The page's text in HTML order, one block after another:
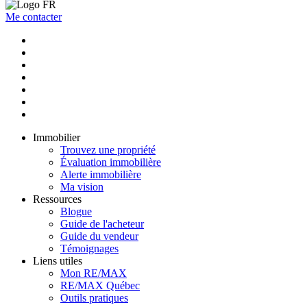
Me contacter
Immobilier
Trouvez une propriété
Évaluation immobilière
Alerte immobilière
Ma vision
Ressources
Blogue
Guide de l'acheteur
Guide du vendeur
Témoignages
Liens utiles
Mon RE/MAX
RE/MAX Québec
Outils pratiques